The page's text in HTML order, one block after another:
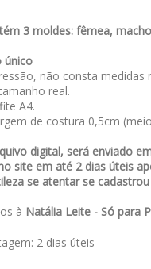
3 moldes: fêmea,
único
não consta medidas
real.
A4.
de costura 0,5cm
digital, será enviado
site em até 2 dias úteis
se atentar se
à Natália Leite - Só para
2 dias úteis